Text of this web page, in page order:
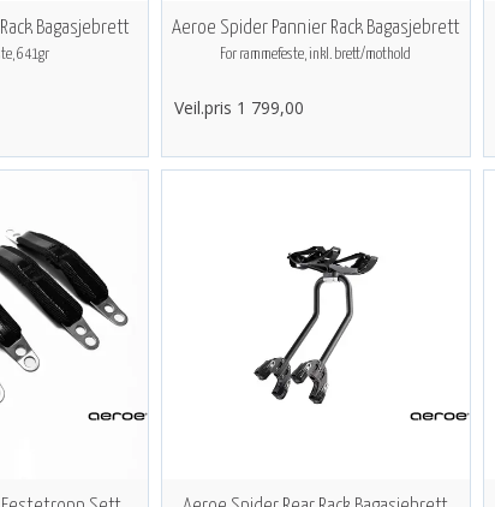
Bagasjebrett
641gr
Aeroe Spider Pannier Rack Bagasjebrett
For rammefeste, inkl. brett/mothold
Veil.pris 1 799,00